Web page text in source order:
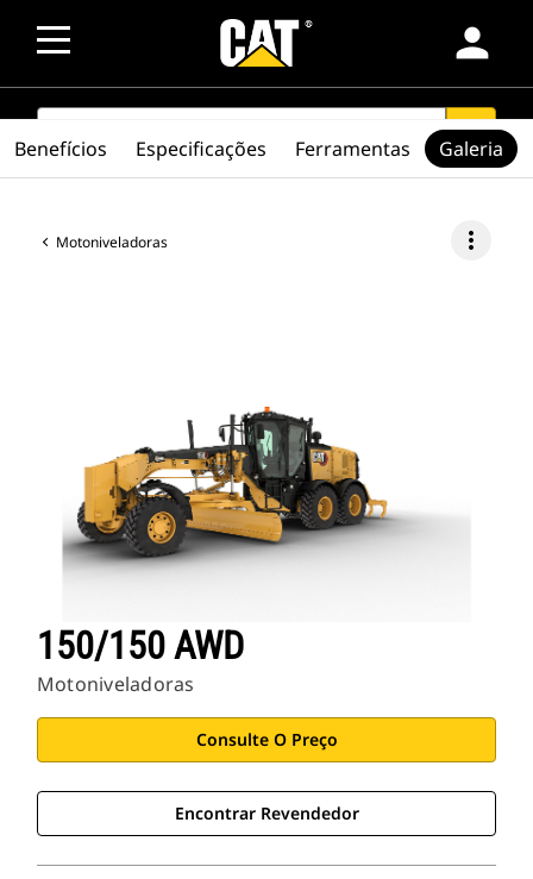
person
SEARCH search
Motoniveladoras more_vert
150/150 AWD
Motoniveladoras
Consulte O Preço
Encontrar Revendedor
Benefícios Especificações Ferramentas Galeria